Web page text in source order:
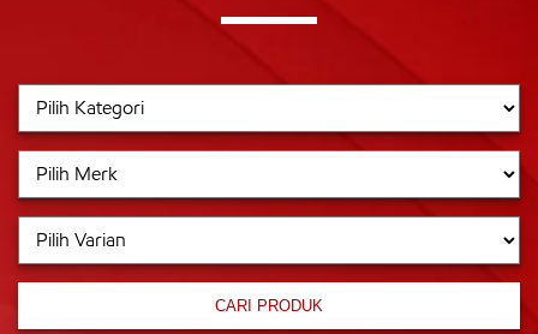
CARI PRODUK